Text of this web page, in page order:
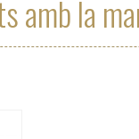
amb la